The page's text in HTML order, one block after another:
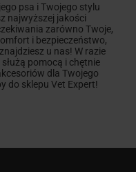
psa i Twojego stylu
najwyższej jakości
zarówno Twoje,
i bezpieczeństwo,
u nas! W razie
pomocą i chętnie
dla Twojego
do sklepu Vet Expert!